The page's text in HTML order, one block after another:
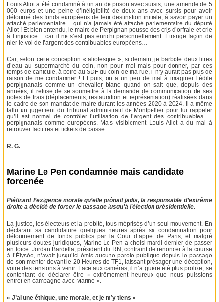
Louis Aliot a été condamné à un an de prison avec sursis, une amende de 5
000 euros et une peine d’inéligibilité de deux ans avec sursis pour avoir
détourné des fonds européens de leur destination initiale, à savoir payer un
attaché parlementaire… qui n’a jamais été attaché parlementaire du député
Aliot ! Et bien entendu, le maire de Perpignan pousse des cris d’orfraie et crie
à l’injustice… car il ne s’est pas enrichi personnellement. Étrange façon de
nier le vol de l’argent des contribuables européens…
Car, selon cette conception « aliotesque », si demain, je barbote deux litres
d’eau au supermarché du coin, non pour moi mais pour donner, par ces
temps de canicule, à boire au SDF du coin de ma rue, il n’y aurait pas plus de
raison de me condamner ! Et puis, on a un peu de mal à imaginer l’édile
perpignanais comme un chevalier blanc quand on sait que, depuis des
années, il refuse de se soumettre à la demande de communication de ses
notes de frais (déplacements, restauration et représentation) réalisées dans
le cadre de son mandat de maire durant les années 2020 à 2024. Il a même
fallu un jugement du Tribunal administratif de Montpellier pour lui rappeler
qu’il est normal de contrôler l’utilisation de l’argent des contribuables …
perpignanais comme européens. Mais visiblement Louis Aliot a du mal à
retrouver factures et tickets de caisse…
R. G.
Marine Le Pen condamnée mais candidate
forcenée
Piétinant l’exigence morale qu’elle prônait jadis, la responsable d’extrême
droite a décidé de forcer le passage jusqu’à l’élection présidentielle.
La justice, les électeurs et la probité, tous méprisés d’un seul mouvement. En
déclarant sa candidature quelques heures après sa condamnation pour
détournement de fonds publics par la Cour d’appel de Paris, et malgré
plusieurs doutes juridiques, Marine Le Pen a choisi mardi dernier de passer
en force. Jordan Bardella, président du RN, contraint de renoncer à la course
à l’Élysée, n’avait jusqu’ici émis aucune parole publique depuis le passage
de son mentor devant le 20 Heures de TF1, laissant présager une déception,
voire des tensions à venir. Face aux caméras, il n’a guère été plus prolixe, se
contentant de déclarer être « extrêmement heureux que nous puissions
entrer en campagne avec Marine ».
« J’ai une éthique, une morale, et je m’y tiens »